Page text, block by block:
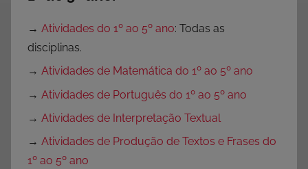
m
e
a
t
→ Atividades do 1º ao 5º ano: Todas as
disciplinas.
→ Atividades de Matemática do 1º ao 5º ano
→ Atividades de Português do 1º ao 5º ano
→ Atividades de Interpretação Textual
→ Atividades de Produção de Textos e Frases do
1º ao 5º ano